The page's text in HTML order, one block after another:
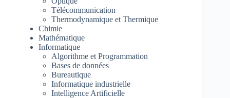
Télécommunication
Thermodynamique et Thermique
Chimie
Mathématique
Informatique
Algorithme et Programmation
Bases de données
Bureautique
Informatique industrielle
Intelligence Artificielle